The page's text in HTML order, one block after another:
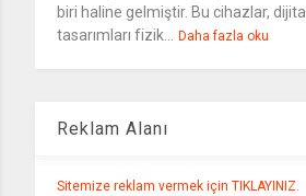
biri haline gelmiştir. Bu cihazlar, dijital
tasarımları fizik...
Daha fazla oku
Reklam Alanı
Sitemize reklam vermek için TIKLAYINIZ.